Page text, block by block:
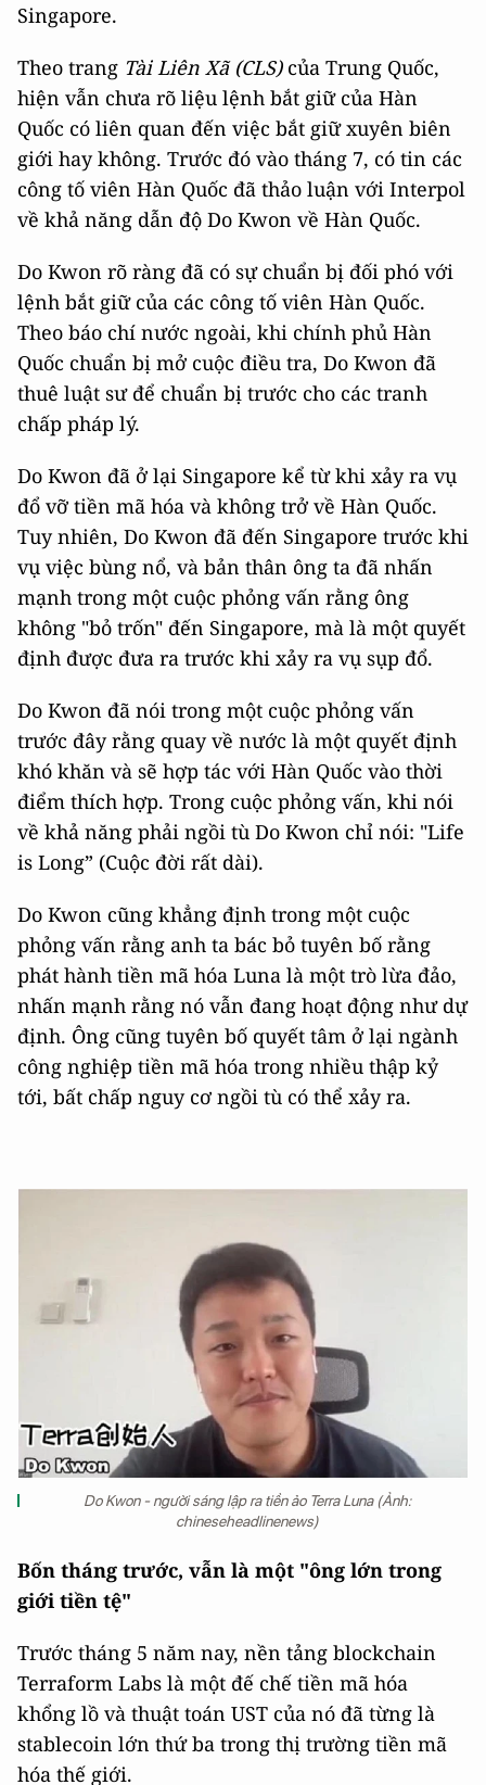
Singapore.
Theo trang Tài Liên Xã (CLS)của Trung Quốc,
hiện vẫn chưa rõ liệu lệnh bắt giữ của Hàn
Quốc có liên quan đến việc bắt giữ xuyên biên
giới hay không. Trước đó vào tháng 7, có tin các
công tố viên Hàn Quốc đã thảo luận với Interpol
về khả năng dẫn độ Do Kwon về Hàn Quốc.
Do Kwon rõ ràng đã có sự chuẩn bị đối phó với
lệnh bắt giữ của các công tố viên Hàn Quốc.
Theo báo chí nước ngoài, khi chính phủ Hàn
Quốc chuẩn bị mở cuộc điều tra, Do Kwon đã
thuê luật sư để chuẩn bị trước cho các tranh
chấp pháp lý.
Do Kwon đã ở lại Singapore kể từ khi xảy ra vụ
đổ vỡ tiền mã hóa và không trở về Hàn Quốc.
Tuy nhiên, Do Kwon đã đến Singapore trước khi
vụ việc bùng nổ, và bản thân ông ta đã nhấn
mạnh trong một cuộc phỏng vấn rằng ông
không "bỏ trốn" đến Singapore, mà là một quyết
định được đưa ra trước khi xảy ra vụ sụp đổ.
Do Kwon đã nói trong một cuộc phỏng vấn
trước đây rằng quay về nước là một quyết định
khó khăn và sẽ hợp tác với Hàn Quốc vào thời
điểm thích hợp. Trong cuộc phỏng vấn, khi nói
về khả năng phải ngồi tù Do Kwon chỉ nói: "Life
is Long” (Cuộc đời rất dài).
Do Kwon cũng khẳng định trong một cuộc
phỏng vấn rằng anh ta bác bỏ tuyên bố rằng
phát hành tiền mã hóa Luna là một trò lừa đảo,
nhấn mạnh rằng nó vẫn đang hoạt động như dự
định. Ông cũng tuyên bố quyết tâm ở lại ngành
công nghiệp tiền mã hóa trong nhiều thập kỷ
tới, bất chấp nguy cơ ngồi tù có thể xảy ra.
Do Kwon - người sáng lập ra tiền ảo Terra Luna (Ảnh:
chineseheadlinenews)
Bốn tháng trước, vẫn là một "ông lớn trong
giới tiền tệ"
Trước tháng 5 năm nay, nền tảng blockchain
Terraform Labs là một đế chế tiền mã hóa
khổng lồ và thuật toán UST của nó đã từng là
stablecoin lớn thứ ba trong thị trường tiền mã
hóa thế giới.